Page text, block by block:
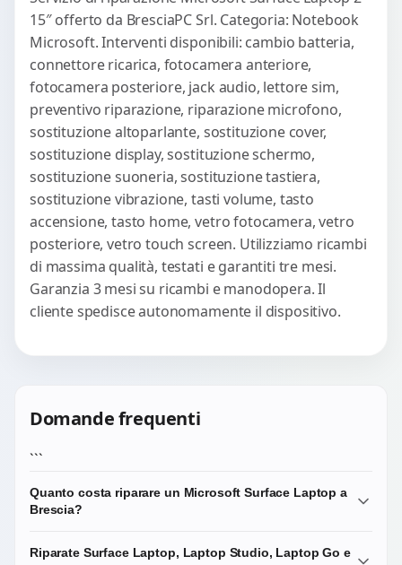
15″ offerto da BresciaPC Srl. Categoria: Notebook
Microsoft. Interventi disponibili: cambio batteria,
connettore ricarica, fotocamera anteriore,
fotocamera posteriore, jack audio, lettore sim,
preventivo riparazione, riparazione microfono,
sostituzione altoparlante, sostituzione cover,
sostituzione display, sostituzione schermo,
sostituzione suoneria, sostituzione tastiera,
sostituzione vibrazione, tasti volume, tasto
accensione, tasto home, vetro fotocamera, vetro
posteriore, vetro touch screen. Utilizziamo ricambi
di massima qualità, testati e garantiti tre mesi.
Garanzia 3 mesi su ricambi e manodopera. Il
cliente spedisce autonomamente il dispositivo.
Domande frequenti
```
Quanto costa riparare un Microsoft Surface Laptop a
Brescia?
dal preventivo. Le riparazioni più comuni — schermo,
Riparate Surface Laptop, Laptop Studio, Laptop Go e